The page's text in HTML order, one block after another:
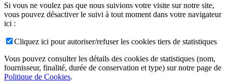
Si vous ne voulez pas que nous suivions votre visite sur notre site,
vous pouvez désactiver le suivi à tout moment dans votre navigateur
ici :
Cliquez ici pour autoriser/refuser les cookies tiers de statistiques
Vous pouvez consulter les détails des cookies de statistiques (nom,
fournisseur, finalité, durée de conservation et type) sur notre page de
Politique de Cookies.